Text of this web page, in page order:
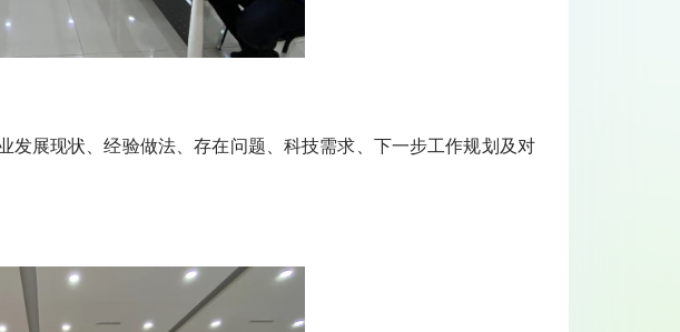
发展现状、经验做法、存在问题、科技需求、下一步工作规划及对